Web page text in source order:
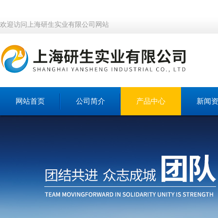
欢迎访问上海研生实业有限公司网站
网站首页 公司简介 产品中心 新闻